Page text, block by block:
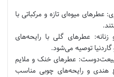
میوه‌ای تازه و مرکباتی با
عطرهای گلی با رایحه‌های
توصیه می‌شود.
عطرهای خنک و ملایم
هندی و رایحه‌های چوبی مناسب